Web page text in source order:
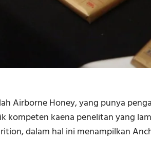
Airborne Honey, yang punya
kompeten kaena penelitan yang
dalam hal ini menampilkan